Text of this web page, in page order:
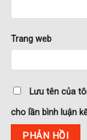
Trang web
Lưu tên của
cho lần bình luận